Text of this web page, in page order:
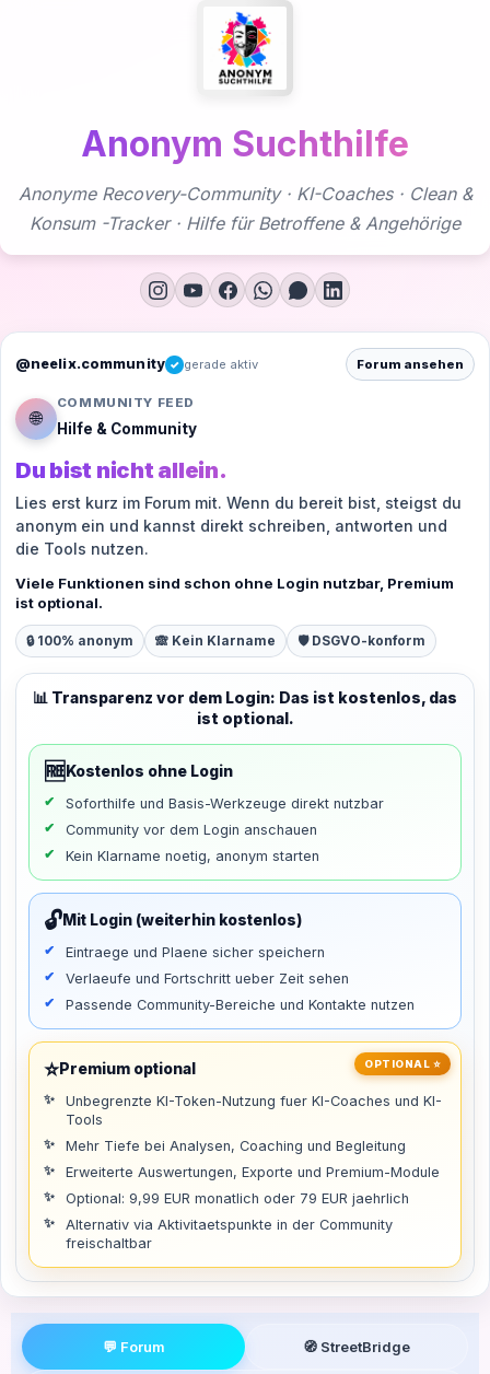
Anonym Suchthilfe
Anonyme Recovery-Community · KI-Coaches · Clean &
Konsum -Tracker · Hilfe für Betroffene & Angehörige
@neelix.community ✓ gerade aktiv Forum ansehen
🌐
COMMUNITY FEED
Hilfe & Community
Du bist nicht allein.
Lies erst kurz im Forum mit. Wenn du bereit bist, steigst du
anonym ein und kannst direkt schreiben, antworten und
die Tools nutzen.
Viele Funktionen sind schon ohne Login nutzbar, Premium
ist optional.
🔒 100% anonym 🙈 Kein Klarname 🛡️ DSGVO-konform
📊 Transparenz vor dem Login: Das ist kostenlos, das
ist optional.
🆓 Kostenlos ohne Login
Soforthilfe und Basis-Werkzeuge direkt nutzbar
Community vor dem Login anschauen
Kein Klarname noetig, anonym starten
🔓Mit Login (weiterhin kostenlos)
Eintraege und Plaene sicher speichern
Verlaeufe und Fortschritt ueber Zeit sehen
Passende Community-Bereiche und Kontakte nutzen
OPTIONAL ⭐
⭐Premium optional
Unbegrenzte KI-Token-Nutzung fuer KI-Coaches und KI-
Tools
Mehr Tiefe bei Analysen, Coaching und Begleitung
Erweiterte Auswertungen, Exporte und Premium-Module
Optional: 9,99 EUR monatlich oder 79 EUR jaehrlich
Alternativ via Aktivitaetspunkte in der Community
freischaltbar
💬 Forum 🧭 StreetBridge